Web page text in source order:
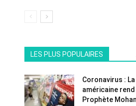
LES PLUS POPULAIRES
Coronavirus :
américaine